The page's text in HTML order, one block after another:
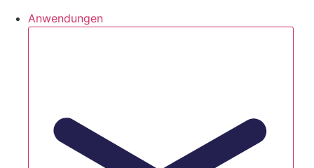
Anwendungen